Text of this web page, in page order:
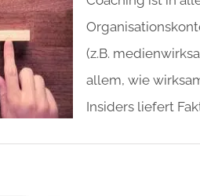
(z.B.
allem, wie
Insiders liefert